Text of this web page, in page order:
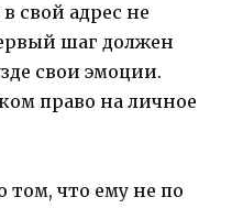
свой адрес не
шаг должен
свои эмоции.
право на личное
том, что ему не по